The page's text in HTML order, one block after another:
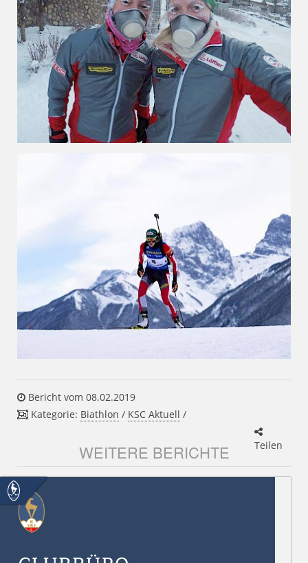
Bericht vom 08.02.2019
Kategorie: Biathlon / KSC Aktuell /
Teilen
WEITERE BERICHTE